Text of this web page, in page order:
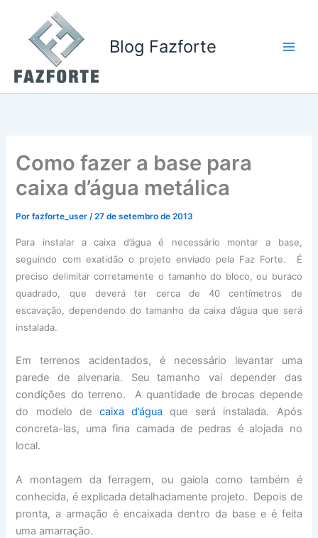
conteúdo
Blog Fazforte
Como fazer a base para
caixa d’água metálica
Porfazforte_user/27 de setembro de 2013
Para instalar a caixa d’água é necessário montar a base,
seguindo com exatidão o projeto enviado pela Faz Forte. É
preciso delimitar corretamente o tamanho do bloco, ou buraco
quadrado, que deverá ter cerca de 40 centímetros de
escavação, dependendo do tamanho da caixa d’água que será
instalada.
Em terrenos acidentados, é necessário levantar uma
parede de alvenaria. Seu tamanho vai depender das
condições do terreno. A quantidade de brocas depende
do modelo de caixa d’água que será instalada. Após
concreta-las, uma fina camada de pedras é alojada no
local.
A montagem da ferragem, ou gaiola como também é
conhecida, é explicada detalhadamente projeto. Depois de
pronta, a armação é encaixada dentro da base e é feita
uma amarração.